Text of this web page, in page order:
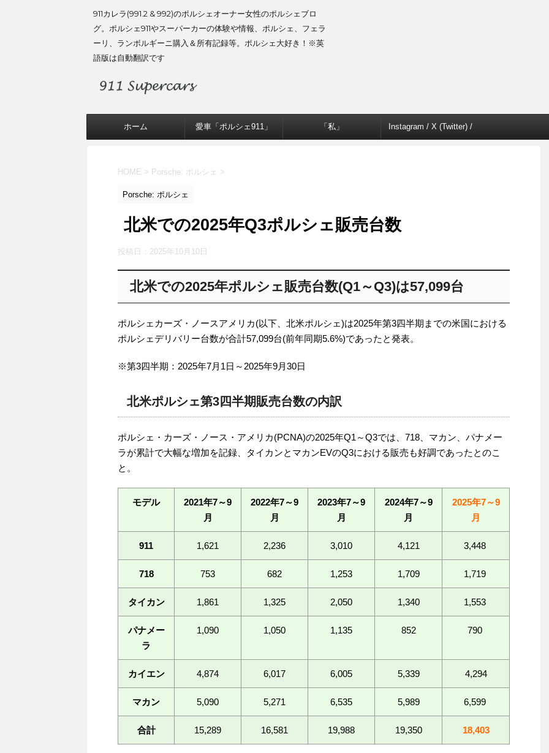
911カレラ(991.2 & 992)のポルシェオーナー女性のポルシェブロ
グ。ポルシェ911やスーパーカーの体験や情報、ポルシェ、フェラ
ーリ、ランボルギーニ購入＆所有記録等。ポルシェ大好き！※英
語版は自動翻訳です
ホーム 愛車「ポルシェ911」 「私」 Instagram / X (Twitter) /
HOME > Porsche: ポルシェ >
Porsche: ポルシェ
北米での2025年Q3ポルシェ販売台数
投稿日： 2025年10月10日
北米での2025年ポルシェ販売台数(Q1～Q3)は57,099台
ポルシェカーズ・ノースアメリカ(以下、北米ポルシェ)は2025年第3四半期までの米国における
ポルシェデリバリー台数が合計57,099台(前年同期5.6%)であったと発表。
※第3四半期：2025年7月1日～2025年9月30日
北米ポルシェ第3四半期販売台数の内訳
ポルシェ・カーズ・ノース・アメリカ(PCNA)の2025年Q1～Q3では、718、マカン、パナメー
ラが累計で大幅な増加を記録、タイカンとマカンEVのQ3における販売も好調であったとのこ
と。
モデル
2021年7～9
月
2022年7～9
月
2023年7～9
月
2024年7～9
月
2025年7～9
月
911 1,621 2,236 3,010 4,121 3,448
718 753 682 1,253 1,709 1,719
タイカン 1,861 1,325 2,050 1,340 1,553
パナメー
ラ
1,090 1,050 1,135 852 790
カイエン 4,874 6,017 6,005 5,339 4,294
マカン 5,090 5,271 6,535 5,989 6,599
合計 15,289 16,581 19,988 19,350 18,403